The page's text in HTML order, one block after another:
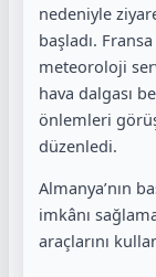
nedeniyle
başladı.
meteoroloji
hava dalgası
önlemleri
düzenledi.
Almanya’nın
imkânı
araçlarını